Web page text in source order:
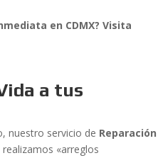
en CDMX? Visita
a tus
nuestro servicio de Reparación
«arreglos